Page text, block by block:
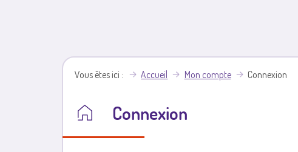
Vous êtes ici Accueil Mon compte Connexion
Connexion